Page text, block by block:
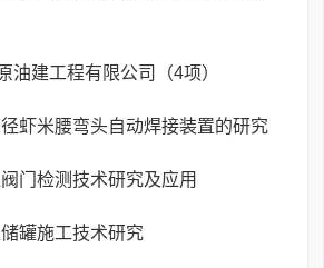
油建工程有限公司（4项）
径虾米腰弯头自动焊接装置的研究
阀门检测技术研究及应用
储罐施工技术研究